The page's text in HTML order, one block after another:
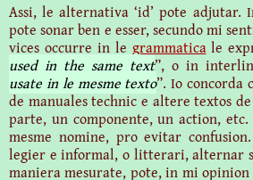
Assi, le alternativa ‘id’ pote adjutar.
pote sonar ben e esser, secundo mi
vices occurre in le grammaticale
used in the same text”, o in
usate in le mesme texto”. Io concorda
de manuales technic e altere textos
parte, un componente, un action,
mesme nomine, pro evitar
legier e informal, o litterari, alternar
maniera mesurate, pote, in mi